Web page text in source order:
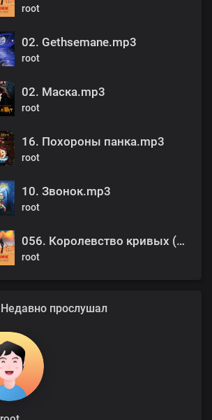
root
02. Gethsemane.mp3
root
02. Маска.mp3
root
16. Похороны панка.mp3
root
10. Звонок.mp3
root
056. Королевство кривых (2005).mp3
root
Недавно прослушал